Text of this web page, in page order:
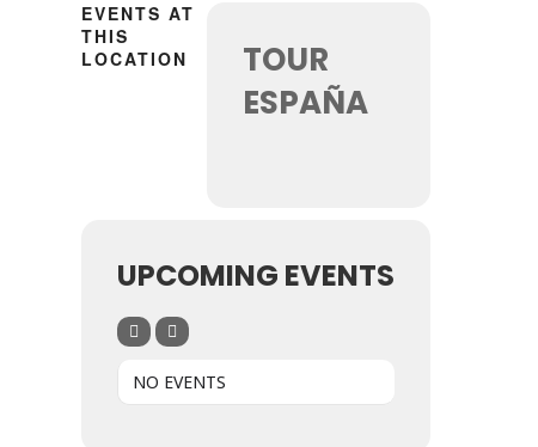
EVENTS AT
THIS
LOCATION
TOUR
ESPAÑA
UPCOMING EVENTS
NO EVENTS